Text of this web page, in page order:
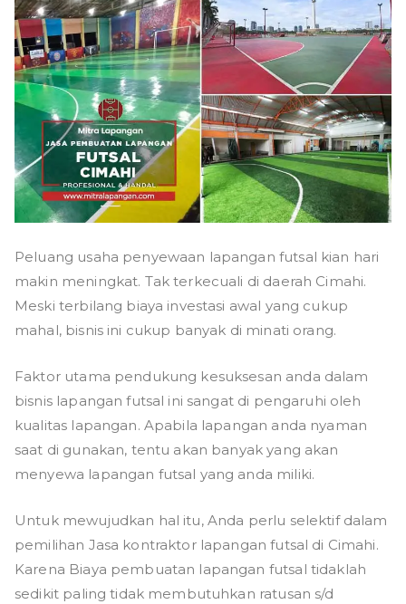
Peluang usaha penyewaan lapangan futsal kian hari
makin meningkat. Tak terkecuali di daerah Cimahi.
Meski terbilang biaya investasi awal yang cukup
mahal, bisnis ini cukup banyak di minati orang.
Faktor utama pendukung kesuksesan anda dalam
bisnis lapangan futsal ini sangat di pengaruhi oleh
kualitas lapangan. Apabila lapangan anda nyaman
saat di gunakan, tentu akan banyak yang akan
menyewa lapangan futsal yang anda miliki.
Untuk mewujudkan hal itu, Anda perlu selektif dalam
pemilihan Jasa kontraktor lapangan futsal di Cimahi.
Karena Biaya pembuatan lapangan futsal tidaklah
sedikit paling tidak membutuhkan ratusan s/d